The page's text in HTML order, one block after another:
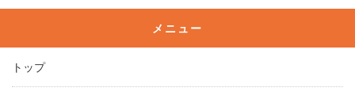
メニュー
トップ